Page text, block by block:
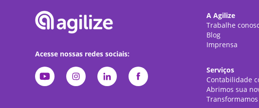
Acesse nossas redes sociais:
A Agilize
Trabalhe
Blog
Imprensa
Serviços
Contabilidade
Abrimos sua